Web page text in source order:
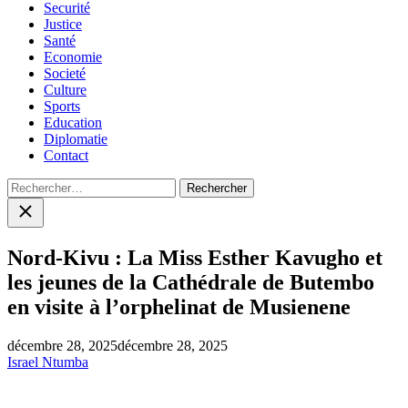
Securité
Justice
Santé
Economie
Societé
Culture
Sports
Education
Diplomatie
Contact
Rechercher :
Close
search
Nord-Kivu : La Miss Esther Kavugho et
les jeunes de la Cathédrale de Butembo
en visite à l’orphelinat de Musienene
décembre 28, 2025décembre 28, 2025
Israel Ntumba